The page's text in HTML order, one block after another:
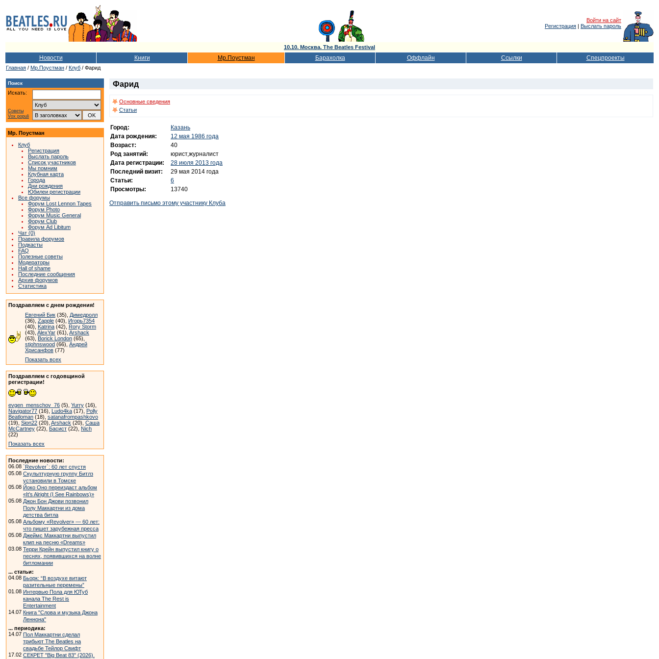
Войти на сайт
Регистрация | Выслать пароль
10.10. Москва. The Beatles Festival
Новости Книги Мр.Поустман Барахолка Оффлайн Ссылки Спецпроекты
Главная / Мр.Поустман / Клуб / Фарид
Поиск
Искать:
Советы
Vox populi
Мр. Поустман
Клуб
Регистрация
Выслать пароль
Список участников
Мы помним
Клубная карта
Города
Дни рождения
Юбилеи регистрации
Все форумы
Форум Lost Lennon Tapes
Форум Photo
Форум Music General
Форум Club
Форум Ad Libitum
Чат (0)
Правила форумов
Подкасты
FAQ
Полезные советы
Модераторы
Hall of shame
Последние сообщения
Архив форумов
Статистика
Поздравляем с днем рождения!
Евгений Бик (35), Димедролл
(36), Zapple (40), Игорь7354
(40), Katrina (42), Rory Storm
(43), AlexYar (61), Arshack
(63), Borick London (65),
stjohnswood (66), Андрей
Хрисанфов (77)
Показать всех
Поздравляем с годовщиной
регистрации!
evgen_menschov_76 (5), Yurry (16),
Navigator77 (16), Ludo4ka (17), Polly
Beatloman (18), satanafrompashkovo
(19), Sion22 (20), Arshack (20), Саша
McCartney (22), Басист (22), Nich
(22)
Показать всех
Последние новости:
06.08 `Revolver`: 60 лет спустя
05.08 Скульптурную группу Битлз
установили в Томске
05.08 Йоко Оно переиздаст альбом
«It’s Alright (I See Rainbows)»
05.08 Джон Бон Джови позвонил
Полу Маккартни из дома
детства битла
05.08 Альбому «Revolver» — 60 лет:
что пишет зарубежная пресса
05.08 Джеймс Маккартни выпустил
клип на песню «Dreams»
03.08 Терри Крейн выпустил книгу о
песнях, появившихся на волне
битломании
... статьи:
04.08 Бьорк: “В воздухе витают
разительные перемены”
01.08 Интервью Пола для ЮТуб
канала The Rest is
Entertainment
14.07 Книга "Слова и музыка Джона
Леннона"
... периодика:
14.07 Пол Маккартни сделал
трибьют The Beatles на
свадьбе Тейлор Свифт
17.02 СЕКРЕТ "Big Beat 83" (2026).
Фарид
Основные сведения
Статьи
Город:
Казань
Дата рождения:
12 мая 1986 года
Возраст:
40
Род занятий:
юрист,журналист
Дата регистрации:
28 июля 2013 года
Последний визит:
29 мая 2014 года
Статьи:
6
Просмотры:
13740
Отправить письмо этому участнику Клуба